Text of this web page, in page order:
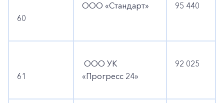
60
ООО «Стандарт» 95 440
61
ООО УК
«Прогресс 24»
92 025